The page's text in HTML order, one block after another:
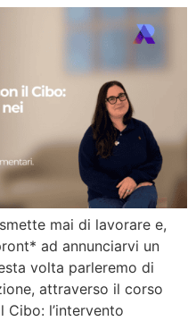
mai di lavorare e,
ad annunciarvi un
volta parleremo di
attraverso il corso
Cibo: l’intervento